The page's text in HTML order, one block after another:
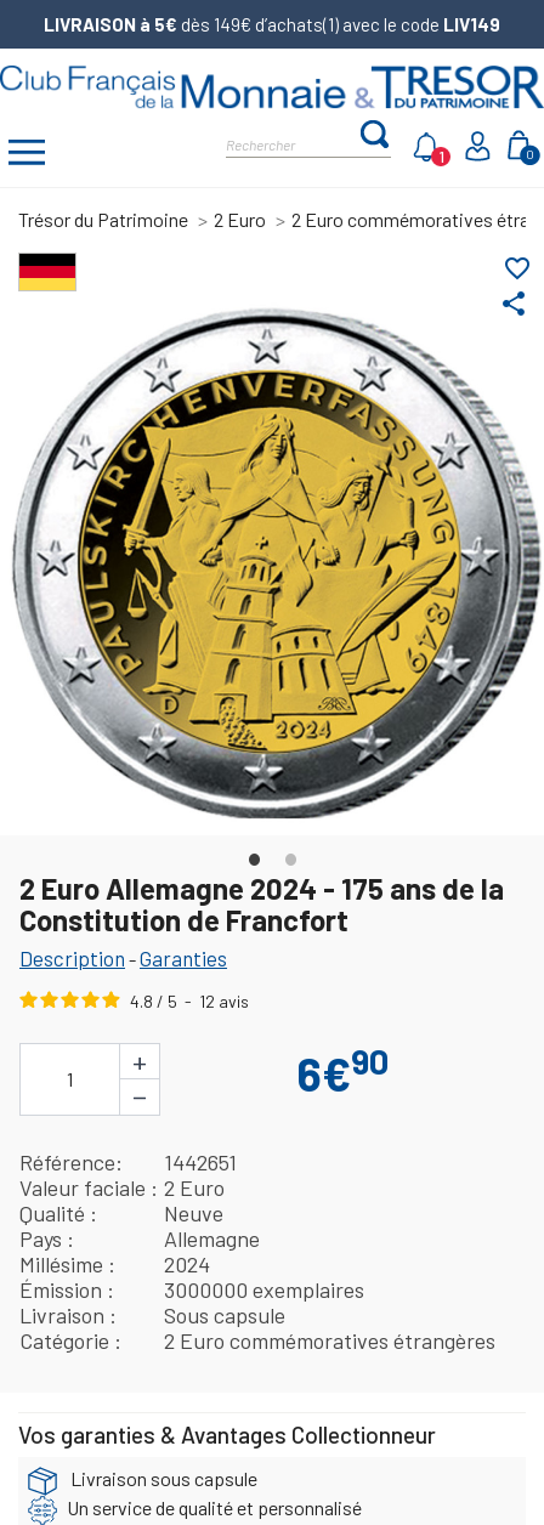
LIVRAISON à 5€ dès 149€ d’achats(1) avec le code LIV149
0
1
Trésor du Patrimoine 2 Euro 2 Euro commémoratives
share
favorite_border
2 Euro Allemagne 2024 - 175 ans de la
Constitution de Francfort
Description -Garanties
4.8 / 5 - 12 avis
1
+
−
6€90
Référence
1442651
Valeur faciale
2 Euro
Qualité
Neuve
Pays
Allemagne
Millésime
2024
Émission
3000000 exemplaires
Livraison
Sous capsule
Catégorie
2 Euro commémoratives étrangères
Vos garanties & Avantages Collectionneur
Livraison sous capsule
Un service de qualité et personnalisé